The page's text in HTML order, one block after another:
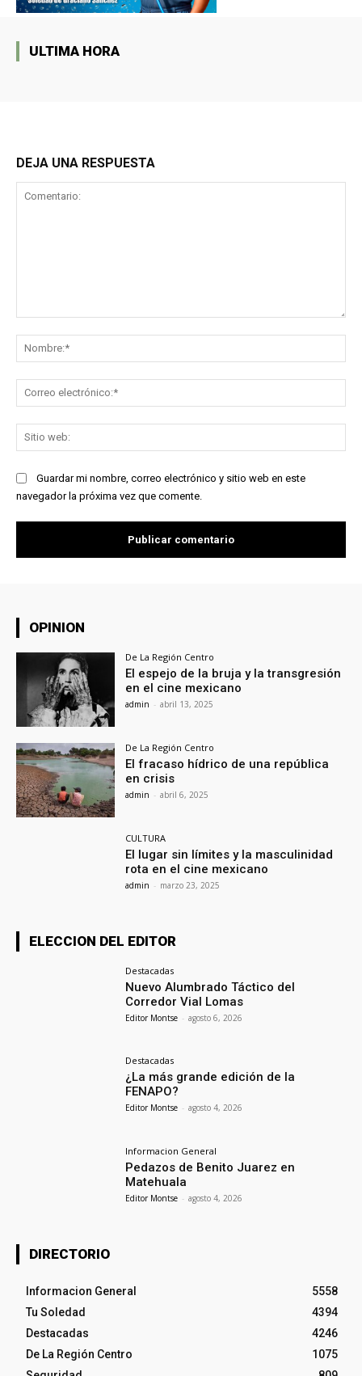
ULTIMA HORA
DEJA UNA RESPUESTA
Guardar mi nombre, correo electrónico y sitio web en este
navegador la próxima vez que comente.
OPINION
De La Región Centro
El espejo de la bruja y la transgresión
en el cine mexicano
admin - abril 13, 2025
De La Región Centro
El fracaso hídrico de una república
en crisis
admin - abril 6, 2025
CULTURA
El lugar sin límites y la masculinidad
rota en el cine mexicano
admin - marzo 23, 2025
ELECCION DEL EDITOR
Destacadas
Nuevo Alumbrado Táctico del
Corredor Vial Lomas
Editor Montse - agosto 6, 2026
Destacadas
¿La más grande edición de la
FENAPO?
Editor Montse - agosto 4, 2026
Informacion General
Pedazos de Benito Juarez en
Matehuala
Editor Montse - agosto 4, 2026
DIRECTORIO
Informacion General
5558
Tu Soledad
4394
Destacadas
4246
De La Región Centro
1075